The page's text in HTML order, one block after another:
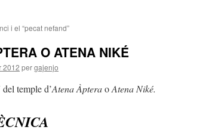
i el “pecat nefand”
O ATENA NIKÉ
2012 pergajenjo
temple d’Atena ÀpteraoAtena Niké.